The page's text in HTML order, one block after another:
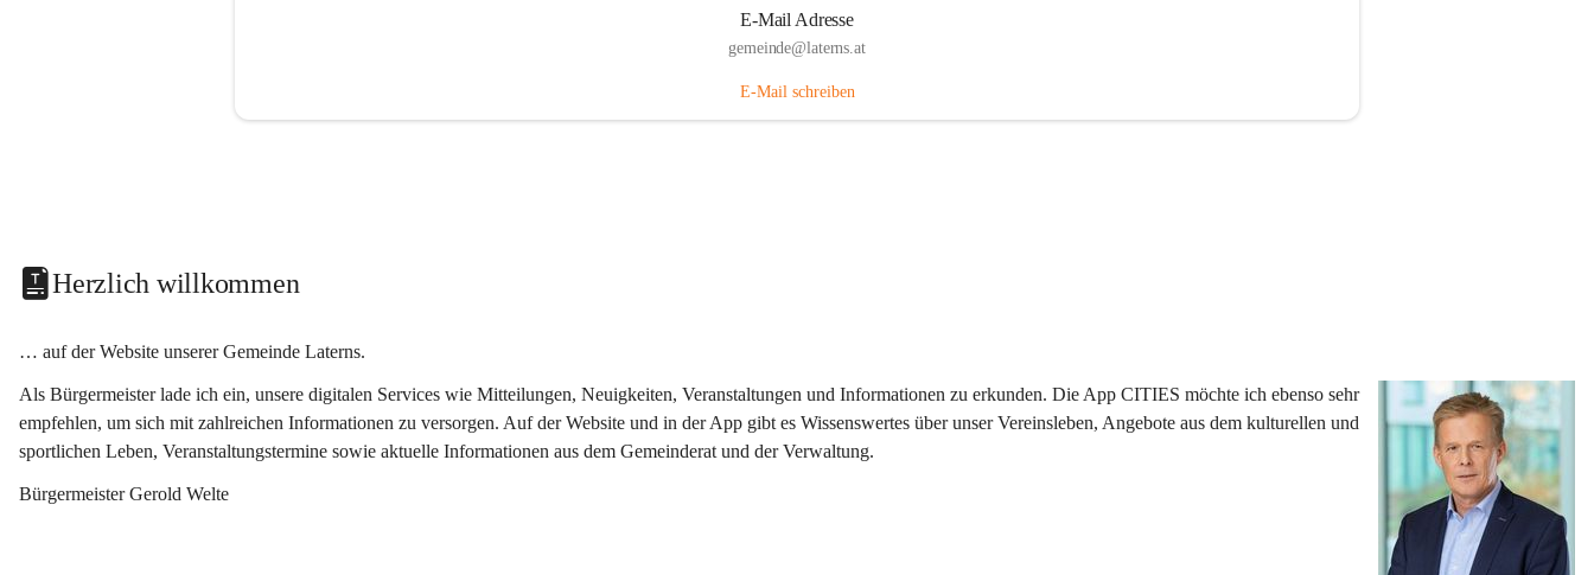
E-Mail Adresse
gemeinde@laterns.at
E-Mail schreiben
Herzlich willkommen
… auf der Website unserer Gemeinde Laterns.
Als Bürgermeister lade ich ein, unsere digitalen Services wie Mitteilungen, Neuigkeiten, Veranstaltungen und Informationen zu erkunden. Die App CITIES möchte ich ebenso sehr
empfehlen, um sich mit zahlreichen Informationen zu versorgen. Auf der Website und in der App gibt es Wissenswertes über unser Vereinsleben, Angebote aus dem kulturellen und
sportlichen Leben, Veranstaltungstermine sowie aktuelle Informationen aus dem Gemeinderat und der Verwaltung.
Bürgermeister Gerold Welte